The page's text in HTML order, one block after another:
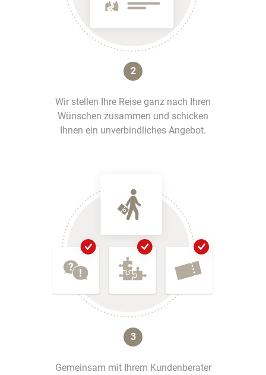
2
Wir stellen Ihre Reise ganz nach Ihren
Wünschen zusammen und schicken
Ihnen ein unverbindliches Angebot.
3
Gemeinsam mit Ihrem Kundenberater